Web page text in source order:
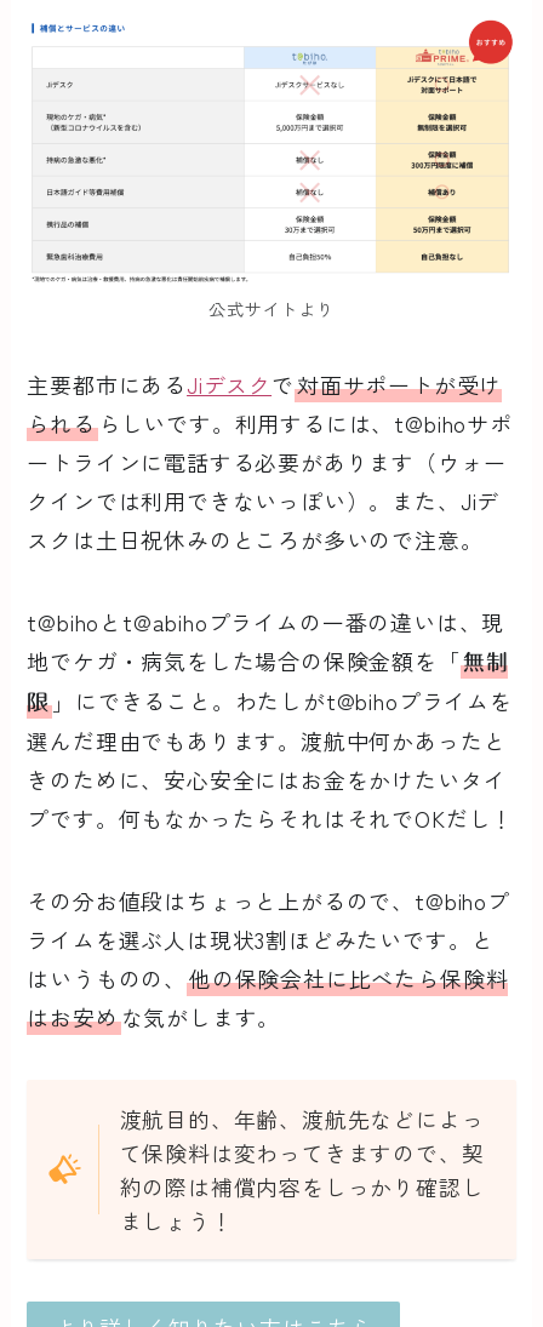
公式サイトより
主要都市にあるJiデスクで対面サポートが受け
られるらしいです。利用するには、t@bihoサポ
ートラインに電話する必要があります（ウォー
クインでは利用できないっぽい）。また、Jiデ
スクは土日祝休みのところが多いので注意。
t@bihoとt@abihoプライムの一番の違いは、現
地でケガ・病気をした場合の保険金額を「 無制
限 」にできること。わたしがt@bihoプライムを
選んだ理由でもあります。渡航中何かあったと
きのために、安心安全にはお金をかけたいタイ
プです。何もなかったらそれはそれでOKだし！
その分お値段はちょっと上がるので、t@bihoプ
ライムを選ぶ人は現状3割ほどみたいです。と
はいうものの、他の保険会社に比べたら保険料
はお安めな気がします。
渡航目的、年齢、渡航先などによっ
て保険料は変わってきますので、契
約の際は補償内容をしっかり確認し
ましょう！